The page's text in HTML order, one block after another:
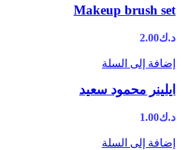
Makeup brush set
د.ك2.00
إضافة إلى السلة
ايلينر محمود سعيد
د.ك1.00
إضافة إلى السلة